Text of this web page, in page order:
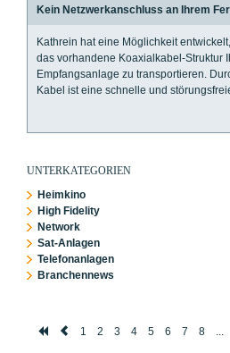
Kein Netzwerkanschluss an Ihrem
Kathrein hat eine Möglichkeit
das vorhandene Koaxialkabel-Struktur
Empfangsanlage zu transportieren.
Kabel ist eine schnelle und
UNTERKATEGORIEN
Heimkino
High Fidelity
Network
Sat-Anlagen
Telefonanlagen
Branchennews
1
2 3 4 5 6 7 8